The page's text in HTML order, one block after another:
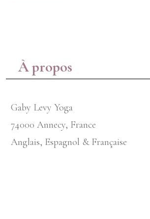
À propos
Gaby Levy Yoga
74000 Annecy, France
Anglais, Espagnol & Française